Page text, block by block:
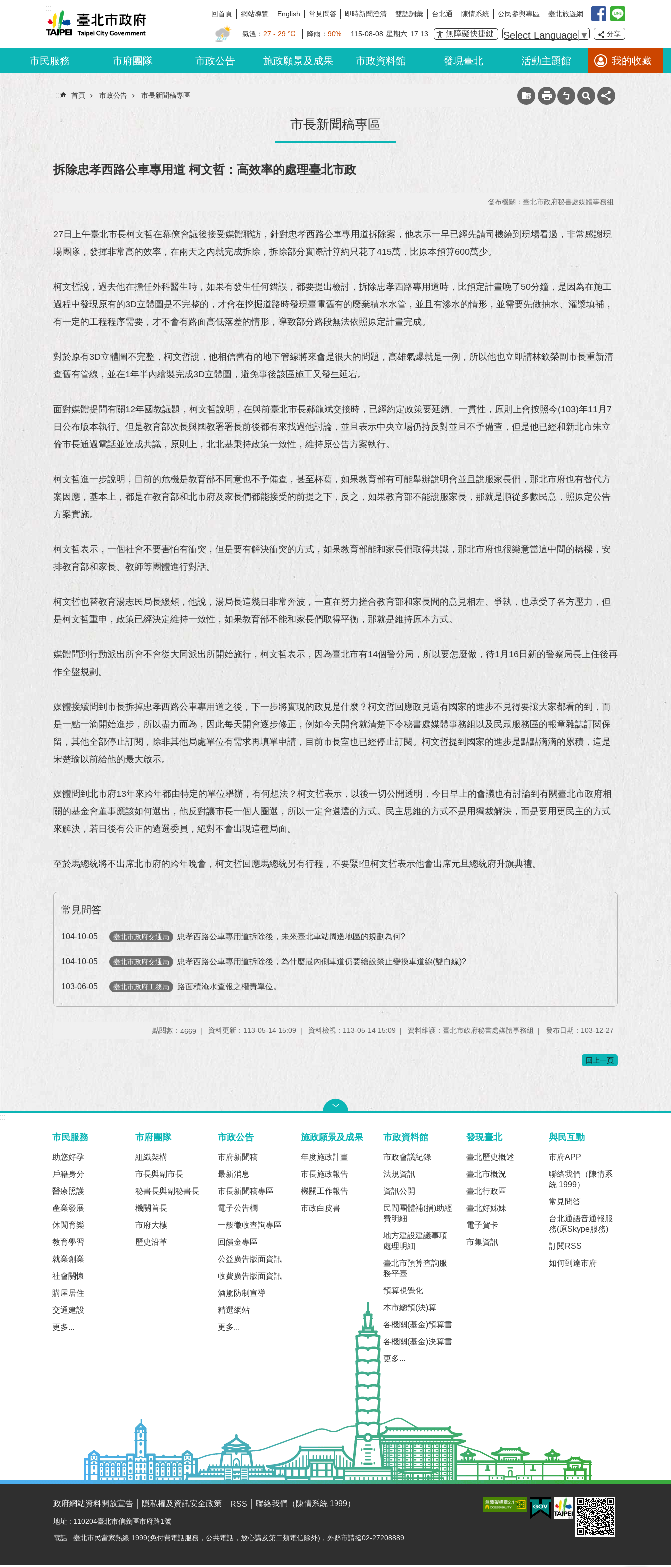
跳到主要內容區塊
:::
回首頁 網站導覽 English 常見問答 即時新聞澄清 雙語詞彙 台北通 陳情系統 公民參與專區 臺北旅遊網
氣溫： 27 - 29 ℃ 降雨： 90% 115-08-08 星期六 17:13 無障礙快捷鍵 Select Language ▼ 分享
市民服務 市府團隊 市政公告 施政願景及成果 市政資料館 發現臺北 活動主題館 我的收藏
::: 首頁 市政公告 市長新聞稿專區
市長新聞稿專區
拆除忠孝西路公車專用道 柯文哲：高效率的處理臺北市政
發布機關：臺北市政府秘書處媒體事務組
27日上午臺北市長柯文哲在幕僚會議後接受媒體聯訪，針對忠孝西路公車專用道拆除案，他表示一早已經先請司機繞到現場看過，非常感謝現
場團隊，發揮非常高的效率，在兩天之內就完成拆除，拆除部分實際計算約只花了415萬，比原本預算600萬少。
柯文哲說，過去他在擔任外科醫生時，如果有發生任何錯誤，都要提出檢討，拆除忠孝西路專用道時，比預定計畫晚了50分鐘，是因為在施工
過程中發現原有的3D立體圖是不完整的，才會在挖掘道路時發現臺電舊有的廢棄積水水管，並且有滲水的情形，並需要先做抽水、灌漿填補，
有一定的工程程序需要，才不會有路面高低落差的情形，導致部分路段無法依照原定計畫完成。
對於原有3D立體圖不完整，柯文哲說，他相信舊有的地下管線將來會是很大的問題，高雄氣爆就是一例，所以他也立即請林欽榮副市長重新清
查舊有管線，並在1年半內繪製完成3D立體圖，避免事後該區施工又發生延宕。
面對媒體提問有關12年國教議題，柯文哲說明，在與前臺北市長郝龍斌交接時，已經約定政策要延續、一貫性，原則上會按照今(103)年11月7
日公布版本執行。但是教育部次長與國教署署長前後都有來找過他討論，並且表示中央立場仍持反對並且不予備查，但是他已經和新北市朱立
倫市長通過電話並達成共識，原則上，北北基秉持政策一致性，維持原公告方案執行。
柯文哲進一步說明，目前的危機是教育部不同意也不予備查，甚至杯葛，如果教育部有可能舉辦說明會並且說服家長們，那北市府也有替代方
案因應，基本上，都是在教育部和北市府及家長們都能接受的前提之下，反之，如果教育部不能說服家長，那就是順從多數民意，照原定公告
方案實施。
柯文哲表示，一個社會不要害怕有衝突，但是要有解決衝突的方式，如果教育部能和家長們取得共識，那北市府也很樂意當這中間的橋樑，安
排教育部和家長、教師等團體進行對話。
柯文哲也替教育湯志民局長緩頰，他說，湯局長這幾日非常奔波，一直在努力搓合教育部和家長間的意見相左、爭執，也承受了各方壓力，但
是柯文哲重申，政策已經決定維持一致性，如果教育部不能和家長們取得平衡，那就是維持原本方式。
媒體問到行動派出所會不會從大同派出所開始施行，柯文哲表示，因為臺北市有14個警分局，所以要怎麼做，待1月16日新的警察局長上任後再
作全盤規劃。
媒體接續問到市長拆掉忠孝西路公車專用道之後，下一步將實現的政見是什麼？柯文哲回應政見還有國家的進步不見得要讓大家都看的到，而
是一點一滴開始進步，所以盡力而為，因此每天開會逐步修正，例如今天開會就清楚下令秘書處媒體事務組以及民眾服務區的報章雜誌訂閱保
留，其他全部停止訂閱，除非其他局處單位有需求再填單申請，目前市長室也已經停止訂閱。柯文哲提到國家的進步是點點滴滴的累積，這是
宋楚瑜以前給他的最大啟示。
媒體問到北市府13年來跨年都由特定的單位舉辦，有何想法？柯文哲表示，以後一切公開透明，今日早上的會議也有討論到有關臺北市政府相
關的基金會董事應該如何選出，他反對讓市長一個人圈選，所以一定會遴選的方式。民主思維的方式不是用獨裁解決，而是要用更民主的方式
來解決，若日後有公正的遴選委員，絕對不會出現這種局面。
至於馬總統將不出席北市府的跨年晚會，柯文哲回應馬總統另有行程，不要緊!但柯文哲表示他會出席元旦總統府升旗典禮。
常見問答
104-10-05 臺北市政府交通局 忠孝西路公車專用道拆除後，未來臺北車站周邊地區的規劃為何?
104-10-05 臺北市政府交通局 忠孝西路公車專用道拆除後，為什麼最內側車道仍要繪設禁止變換車道線(雙白線)?
103-06-05 臺北市政府工務局 路面積淹水查報之權責單位。
點閱數： 4669 資料更新：113-05-14 15:09 資料檢視：113-05-14 15:09 資料維護：臺北市政府秘書處媒體事務組 發布日期：103-12-27
回上一頁
:::
市民服務
助您好孕
戶籍身分
醫療照護
產業發展
休閒育樂
教育學習
就業創業
社會關懷
購屋居住
交通建設
更多...
市府團隊
組織架構
市長與副市長
秘書長與副秘書長
機關首長
市府大樓
歷史沿革
市政公告
市府新聞稿
最新消息
市長新聞稿專區
電子公告欄
一般徵收查詢專區
回饋金專區
公益廣告版面資訊
收費廣告版面資訊
酒駕防制宣導
精選網站
更多...
施政願景及成果
年度施政計畫
市長施政報告
機關工作報告
市政白皮書
市政資料館
市政會議紀錄
法規資訊
資訊公開
民間團體補(捐)助經
費明細
地方建設建議事項
處理明細
臺北市預算查詢服
務平臺
預算視覺化
本市總預(決)算
各機關(基金)預算書
各機關(基金)決算書
更多...
發現臺北
臺北歷史概述
臺北市概況
臺北行政區
臺北好姊妹
電子賀卡
市集資訊
與民互動
市府APP
聯絡我們（陳情系
統 1999）
常見問答
台北通語音通報服
務(原Skype服務)
訂閱RSS
如何到達市府
政府網站資料開放宣告 隱私權及資訊安全政策 RSS 聯絡我們（陳情系統 1999）
地址 : 110204臺北市信義區市府路1號
電話 : 臺北市民當家熱線 1999(免付費電話服務，公共電話，放心講及第二類電信除外)，外縣市請撥02-27208889